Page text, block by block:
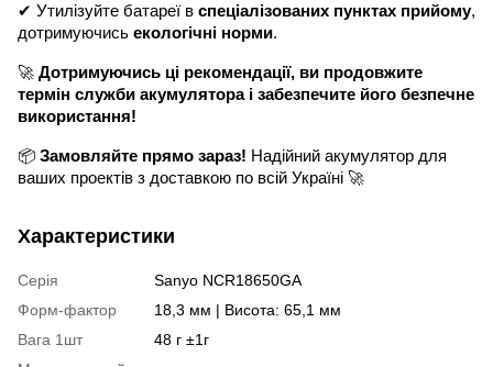
✔ Утилізуйте батареї в спеціалізованих пунктах прийому,
дотримуючись екологічні норми.
🚀 Дотримуючись ці рекомендації, ви продовжите
термін служби акумулятора і забезпечите його безпечне
використання!
📦 Замовляйте прямо зараз! Надійний акумулятор для
ваших проектів з доставкою по всій Україні 🚀
Характеристики
Серія
Sanyo NCR18650GA
Форм-фактор
18,3 мм | Висота: 65,1 мм
Вага 1шт
48 г ±1г